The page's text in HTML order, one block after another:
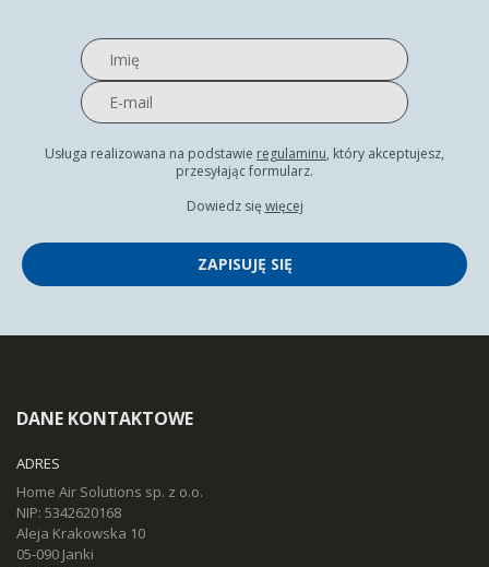
Usługa realizowana na podstawie regulaminu, który akceptujesz,
przesyłając formularz.
Dowiedz się więcej
ZAPISUJĘ SIĘ
DANE KONTAKTOWE
ADRES
Home Air Solutions sp. z o.o.
NIP: 5342620168
Aleja Krakowska 10
05-090 Janki